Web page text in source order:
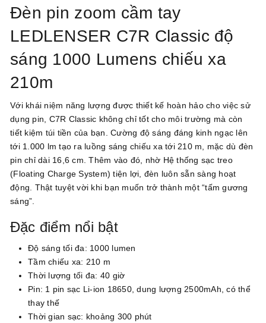
Đèn pin zoom cầm tay
LEDLENSER C7R Classic độ
sáng 1000 Lumens chiếu xa
210m
Với khái niệm năng lượng được thiết kế hoàn hảo cho việc sử
dụng pin, C7R Classic không chỉ tốt cho môi trường mà còn
tiết kiệm túi tiền của bạn. Cường độ sáng đáng kinh ngạc lên
tới 1.000 lm tạo ra luồng sáng chiếu xa tới 210 m, mặc dù đèn
pin chỉ dài 16,6 cm. Thêm vào đó, nhờ Hệ thống sạc treo
(Floating Charge System) tiện lợi, đèn luôn sẵn sàng hoạt
động. Thật tuyệt vời khi bạn muốn trở thành một “tấm gương
sáng”.
Đặc điểm nổi bật
Độ sáng tối đa: 1000 lumen
Tầm chiếu xa: 210 m
Thời lượng tối đa: 40 giờ
Pin: 1 pin sạc Li-ion 18650, dung lượng 2500mAh, có thể
thay thế
Thời gian sạc: khoảng 300 phút